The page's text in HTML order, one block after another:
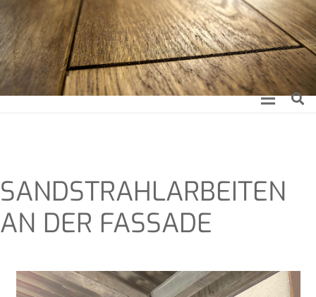
SAND­STRAHL­AR­BEI­TEN
AN DER FASSADE